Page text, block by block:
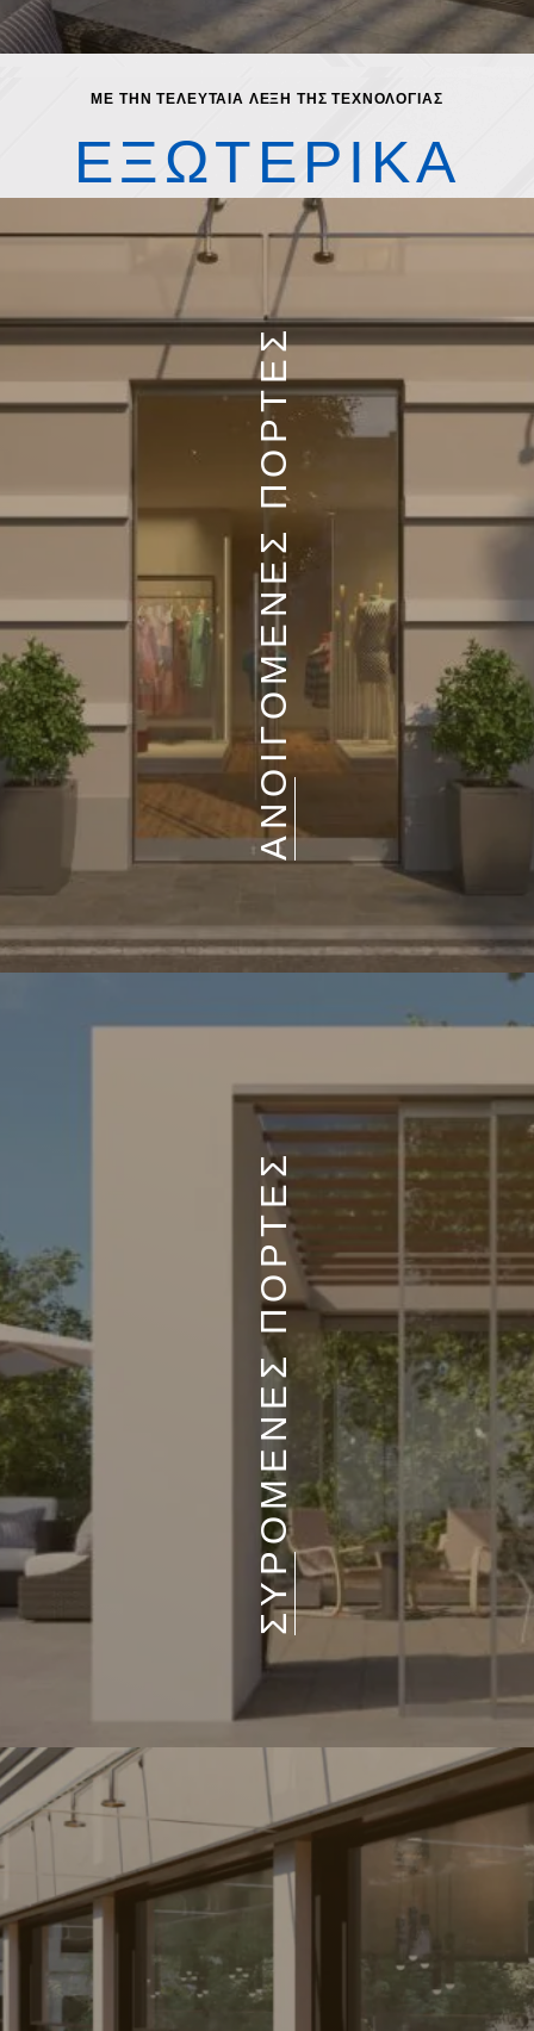
ΜΕ ΤΗΝ ΤΕΛΕΥΤΑΙΑ ΛΕΞΗ ΤΗΣ ΤΕΧΝΟΛΟΓΙΑΣ
ΕΞΩΤΕΡΙΚΑ
ΑΝΟΙΓΟΜΕΝΕΣ ΠΟΡΤΕΣ
ΣΥΡΟΜΕΝΕΣ ΠΟΡΤΕΣ